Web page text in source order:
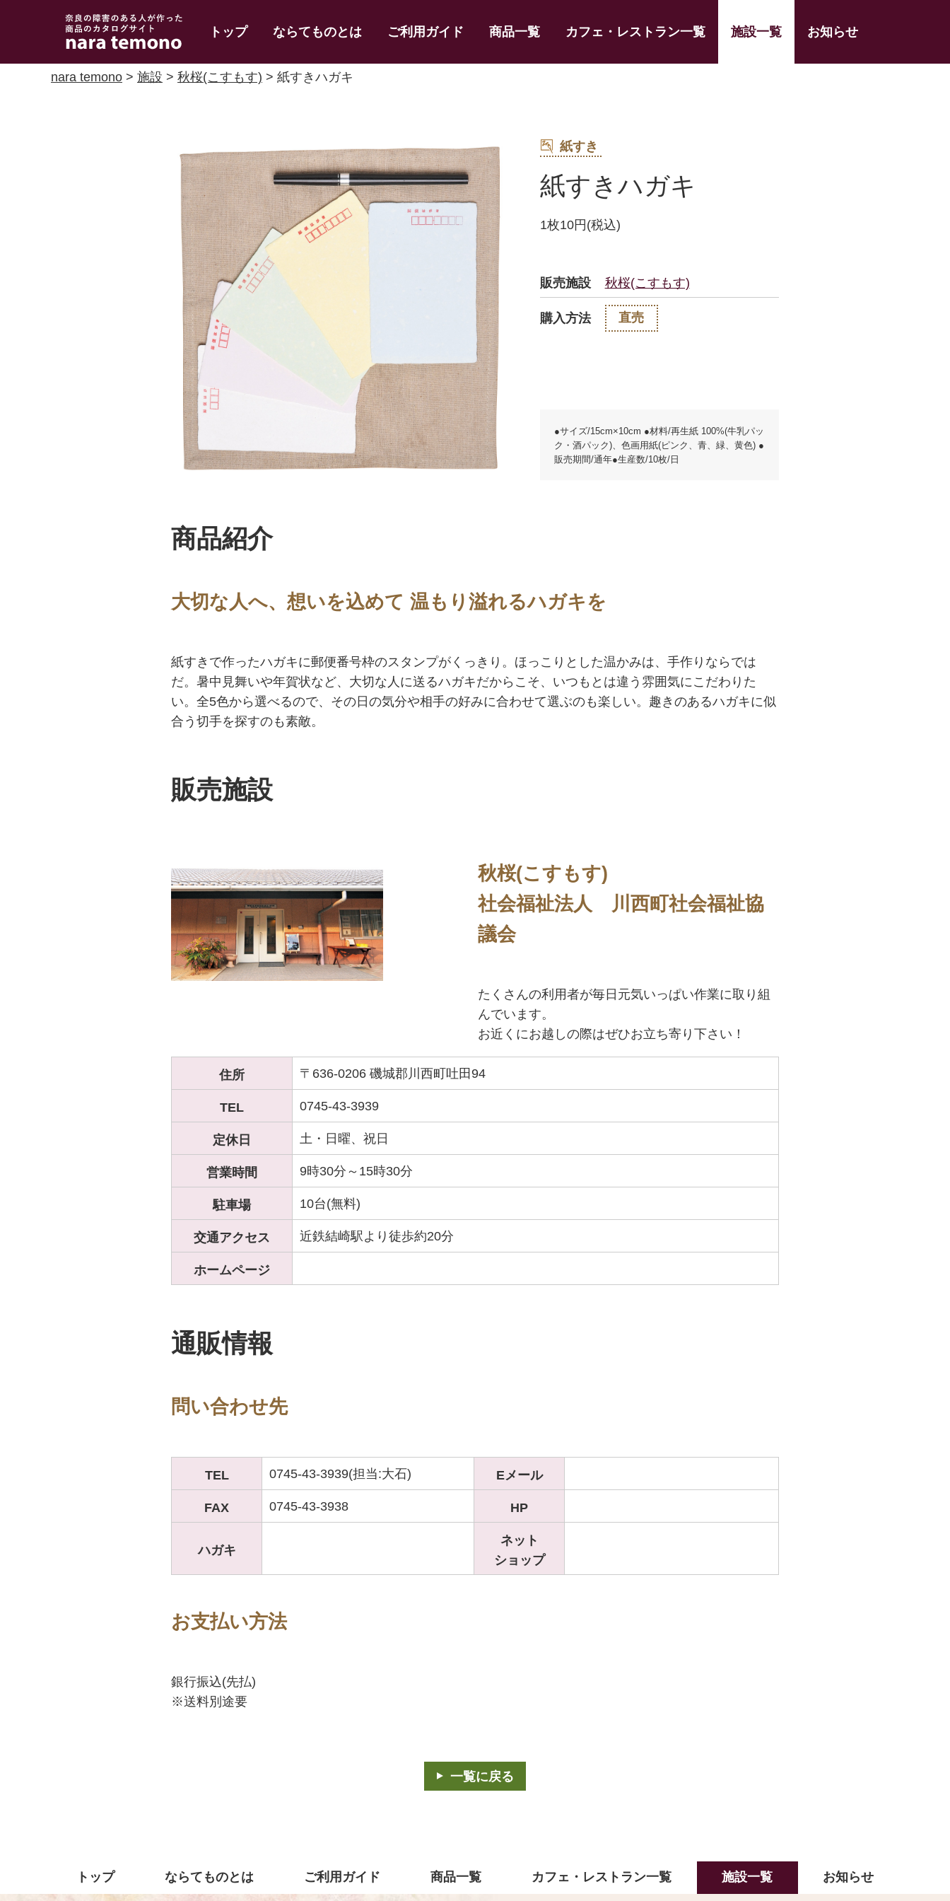
奈良で障害のある人
の手作り商品 nara
temono
トップ ならてものとは ご利用ガイド 商品一覧 カフェ・レストラン一覧 施設一覧 お知らせ
nara temono > 施設 > 秋桜(こすもす) > 紙すきハガキ
紙すき
紙すきハガキ
1枚10円(税込)
販売施設 秋桜(こすもす)
購入方法 直売
●サイズ/15cm×10cm ●材料/再生紙 100%(牛乳パッ
ク・酒パック)、色画用紙(ピンク、青、緑、黄色) ●
販売期間/通年●生産数/10枚/日
商品紹介
大切な人へ、想いを込めて 温もり溢れるハガキを
紙すきで作ったハガキに郵便番号枠のスタンプがくっきり。ほっこりとした温かみは、手作りならでは
だ。暑中見舞いや年賀状など、大切な人に送るハガキだからこそ、いつもとは違う雰囲気にこだわりた
い。全5色から選べるので、その日の気分や相手の好みに合わせて選ぶのも楽しい。趣きのあるハガキに似
合う切手を探すのも素敵。
販売施設
秋桜(こすもす)
社会福祉法人 川西町社会福祉協
議会
たくさんの利用者が毎日元気いっぱい作業に取り組
んでいます。
お近くにお越しの際はぜひお立ち寄り下さい！
住所 〒636-0206 磯城郡川西町吐田94
TEL 0745-43-3939
定休日 土・日曜、祝日
営業時間 9時30分～15時30分
駐車場 10台(無料)
交通アクセス 近鉄結崎駅より徒歩約20分
ホームページ
通販情報
問い合わせ先
TEL 0745-43-3939(担当:大石) Eメール
FAX 0745-43-3938 HP
ハガキ
ネット
ショップ
お支払い方法
銀行振込(先払)
※送料別途要
一覧に戻る
トップ ならてものとは ご利用ガイド 商品一覧 カフェ・レストラン一覧 施設一覧 お知らせ